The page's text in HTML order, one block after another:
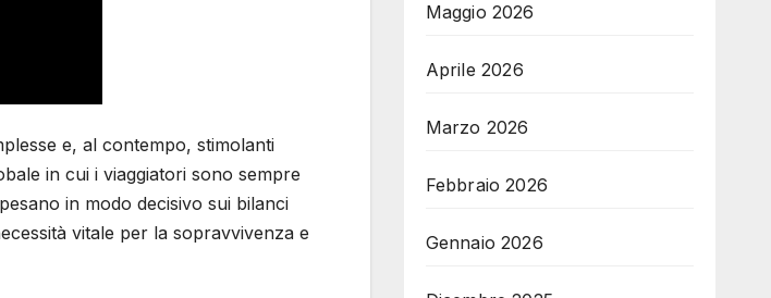
e, al contempo, stimolanti
in cui i viaggiatori sono sempre
in modo decisivo sui bilanci
vitale per la sopravvivenza e
Maggio 2026
Aprile 2026
Marzo 2026
Febbraio 2026
Gennaio 2026